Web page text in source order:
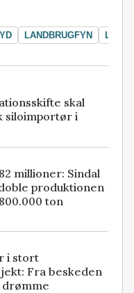
LANDBRUGFYN
skal
siloimportør i
millioner: Sindal
produktionen
ton
i stort
Fra beskeden